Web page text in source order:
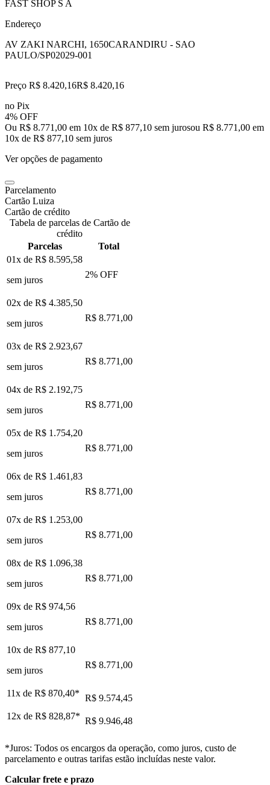
FAST SHOP S A
Endereço
AV ZAKI NARCHI, 1650CARANDIRU - SAO
PAULO/SP02029-001
Preço R$ 8.420,16R$ 8.420,16
no Pix
4% OFF
Ou R$ 8.771,00 em 10x de R$ 877,10 sem jurosou R$ 8.771,00 em
10x de R$ 877,10 sem juros
Ver opções de pagamento
Parcelamento
Cartão Luiza
Cartão de crédito
Tabela de parcelas de Cartão de
crédito
Parcelas
Total
01x de R$ 8.595,58
sem juros
2% OFF
02x de R$ 4.385,50
sem juros
R$ 8.771,00
03x de R$ 2.923,67
sem juros
R$ 8.771,00
04x de R$ 2.192,75
sem juros
R$ 8.771,00
05x de R$ 1.754,20
sem juros
R$ 8.771,00
06x de R$ 1.461,83
sem juros
R$ 8.771,00
07x de R$ 1.253,00
sem juros
R$ 8.771,00
08x de R$ 1.096,38
sem juros
R$ 8.771,00
09x de R$ 974,56
sem juros
R$ 8.771,00
10x de R$ 877,10
sem juros
R$ 8.771,00
11x de R$ 870,40* R$ 9.574,45
12x de R$ 828,87* R$ 9.946,48
*Juros: Todos os encargos da operação, como juros, custo de
parcelamento e outras tarifas estão incluídas neste valor.
Calcular frete e prazo